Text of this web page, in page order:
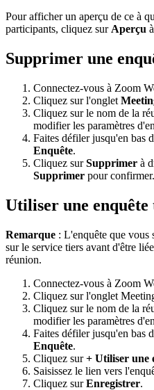
Pour afficher un aperçu de ce à
participants, cliquez sur Aperçu
Supprimer une
Connectez-vous à Zoom
Cliquez sur l'onglet
Cliquez sur le nom de la
modifier les paramètres
Faites défiler jusqu'en bas
Enquête.
Cliquez surSupprimer à
Supprimer pour confirmer.
Utiliser une enquête
Remarque : L'enquête que vous
sur le service tiers avant d'être
réunion.
Connectez-vous à Zoom
Cliquez sur l'onglet
Cliquez sur le nom de la
modifier les paramètres
Faites défiler jusqu'en bas
Enquête.
Cliquez sur+ Utiliser une
Saisissez le lien vers
Cliquez surEnregistrer.